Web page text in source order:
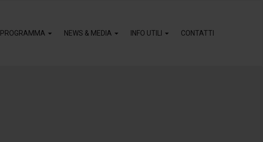
PROGRAMMA NEWS & MEDIA INFO UTILI CONTATTI